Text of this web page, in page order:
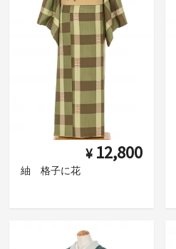
¥ 12,800
紬 格子に花